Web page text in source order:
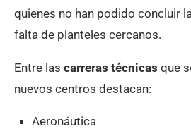
quienes no han podido concluir
falta de planteles cercanos.
Entre las carreras técnicas que
nuevos centros destacan:
Aeronáutica